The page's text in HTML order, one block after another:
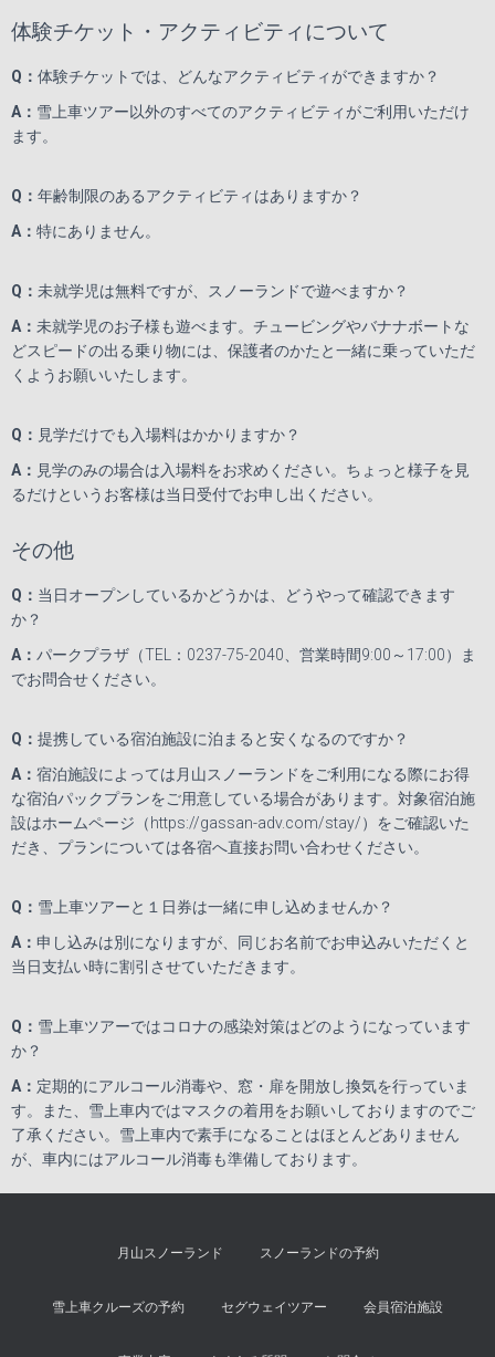
体験チケット・アクティビティについて
Q ： 体験チケットでは、どんなアクティビティができますか？
A ： 雪上車ツアー以外のすべてのアクティビティがご利用いただけ
ます。
Q ： 年齢制限のあるアクティビティはありますか？
A ： 特にありません。
Q ： 未就学児は無料ですが、スノーランドで遊べますか？
A ： 未就学児のお子様も遊べます。チュービングやバナナボートな
どスピードの出る乗り物には、保護者のかたと一緒に乗っていただ
くようお願いいたします。
Q ： 見学だけでも入場料はかかりますか？
A ： 見学のみの場合は入場料をお求めください。ちょっと様子を見
るだけというお客様は当日受付でお申し出ください。
その他
Q ： 当日オープンしているかどうかは、どうやって確認できます
か？
A ： パークプラザ（TEL ： 0237-75-2040 、営業時間9:00 ～ 17:00）ま
でお問合せください。
Q ： 提携している宿泊施設に泊まると安くなるのですか？
A ： 宿泊施設によっては月山スノーランドをご利用になる際にお得
な宿泊パックプランをご用意している場合があります。対象宿泊施
設はホームページ（https://gassan-adv.com/stay/）をご確認いた
だき、プランについては各宿へ直接お問い合わせください。
Q ： 雪上車ツアーと１日券は一緒に申し込めませんか？
A ： 申し込みは別になりますが、同じお名前でお申込みいただくと
当日支払い時に割引させていただきます。
Q ： 雪上車ツアーではコロナの感染対策はどのようになっています
か？
A ： 定期的にアルコール消毒や、窓・扉を開放し換気を行っていま
す。また、雪上車内ではマスクの着用をお願いしておりますのでご
了承ください。雪上車内で素手になることはほとんどありません
が、車内にはアルコール消毒も準備しております。
月山スノーランド スノーランドの予約
雪上車クルーズの予約 セグウェイツアー 会員宿泊施設